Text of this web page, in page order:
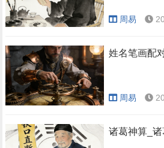
周易
姓名笔画配
周易
诸葛神算_